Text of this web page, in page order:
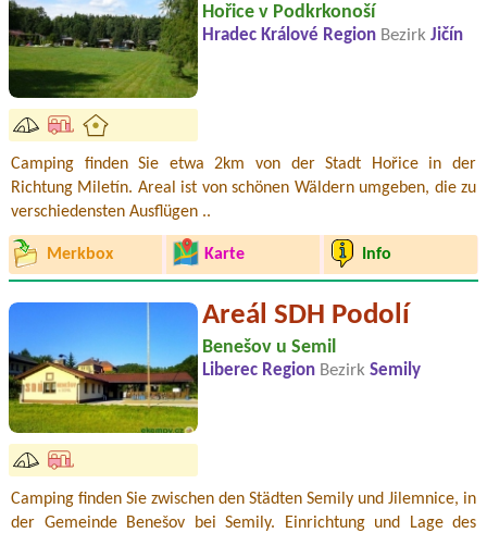
Hořice v Podkrkonoší
Hradec Králové Region Bezirk Jičín
Camping finden Sie etwa 2km von der Stadt Hořice in der
Richtung Miletín. Areal ist von schönen Wäldern umgeben, die zu
verschiedensten Ausflügen ..
Merkbox Karte Info
Areál SDH Podolí
Benešov u Semil
Liberec Region Bezirk Semily
Camping finden Sie zwischen den Städten Semily und Jilemnice, in
der Gemeinde Benešov bei Semily. Einrichtung und Lage des